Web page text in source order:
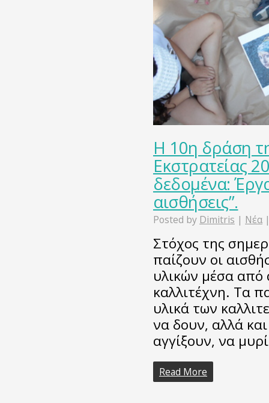
Η 10η δράση
Εκστρατείας
δεδομένα:
αισθήσεις”.
Posted by Dimitris | Νέα
Στόχος της
παίζουν οι
υλικών μέσα από
καλλιτέχνη. Τα
υλικά των
να δουν, αλλά
αγγίξουν, να
Read More